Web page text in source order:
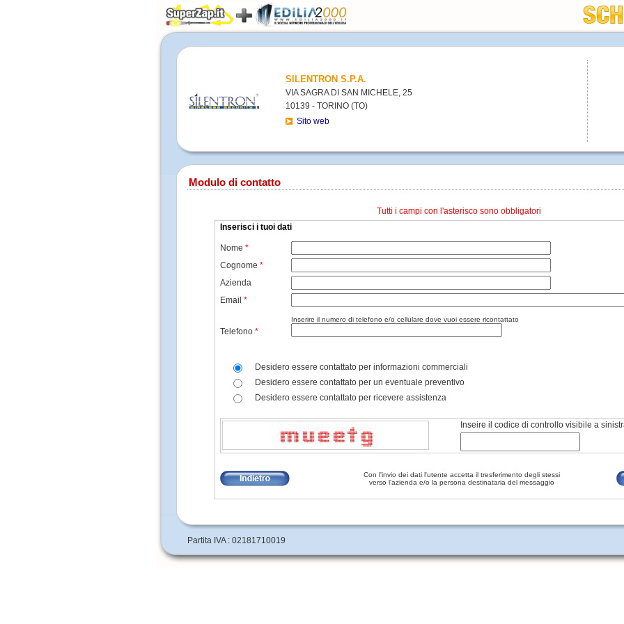
SILENTRON S.P.A.
VIA SAGRA DI SAN MICHELE, 25
10139 - TORINO (TO)
Sito web
Modulo di contatto
Tutti i campi con l'asterisco sono obbligatori
Inserisci i tuoi dati
Nome *
Cognome *
Azienda
Email *
Telefono *
Inserire il numero di telefono e/o cellulare dove vuoi essere ricontattato
Desidero essere contattato per informazioni commerciali
Desidero essere contattato per un eventuale preventivo
Desidero essere contattato per ricevere assistenza
Inseire il codice di controllo visibile a
Con l'invio dei dati l'utente accetta il tresferimento degli stessi
verso l'azienda e/o la persona destinataria del messaggio
Partita IVA : 02181710019